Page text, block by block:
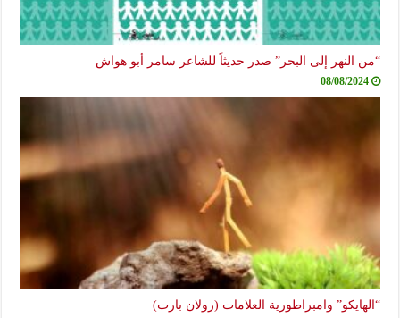
“من النهر إلى البحر” صدر حديثاً للشاعر سامر أبو هواش
08/08/2024
“الهايكو” وامبراطورية العلامات (رولان بارت)